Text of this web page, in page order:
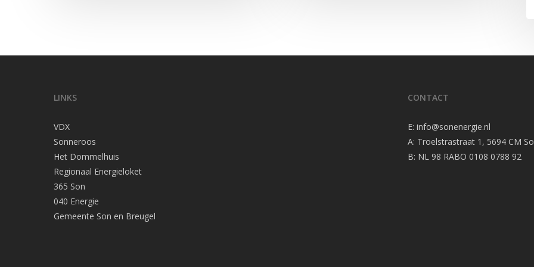
LINKS
VDX
Sonneroos
Het Dommelhuis
Regionaal Energieloket
365 Son
040 Energie
Gemeente Son en Breugel
CONTACT
E: info@sonenergie.nl
A: Troelstrastraat 1, 5694 CM
B: NL 98 RABO 0108 0788 92